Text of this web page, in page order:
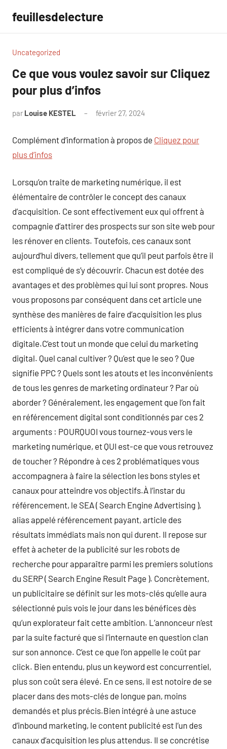
contenu
feuillesdelecture
Uncategorized
Ce que vous voulez savoir sur Cliquez
pour plus d’infos
par Louise KESTEL février 27, 2024
Complément d’information à propos de Cliquez pour
plus d’infos
Lorsqu’on traite de marketing numérique, il est
élémentaire de contrôler le concept des canaux
d’acquisition. Ce sont effectivement eux qui offrent à
compagnie d’attirer des prospects sur son site web pour
les rénover en clients. Toutefois, ces canaux sont
aujourd’hui divers, tellement que qu’il peut parfois être il
est compliqué de s’y découvrir. Chacun est dotée des
avantages et des problèmes qui lui sont propres. Nous
vous proposons par conséquent dans cet article une
synthèse des manières de faire d’acquisition les plus
efficients à intégrer dans votre communication
digitale.C’est tout un monde que celui du marketing
digital. Quel canal cultiver ? Qu’est que le seo ? Que
signifie PPC ? Quels sont les atouts et les inconvénients
de tous les genres de marketing ordinateur ? Par où
aborder ? Généralement, les engagement que l’on fait
en référencement digital sont conditionnés par ces 2
arguments : POURQUOI vous tournez-vous vers le
marketing numérique, et QUI est-ce que vous retrouvez
de toucher ? Répondre à ces 2 problématiques vous
accompagnera à faire la sélection les bons styles et
canaux pour atteindre vos objectifs.À l’instar du
référencement, le SEA ( Search Engine Advertising ),
alias appelé référencement payant, article des
résultats immédiats mais non qui durent. Il repose sur
effet à acheter de la publicité sur les robots de
recherche pour apparaître parmi les premiers solutions
du SERP ( Search Engine Result Page ). Concrètement,
un publicitaire se définit sur les mots-clés qu’elle aura
sélectionné puis vois le jour dans les bénéfices dès
qu’un explorateur fait cette ambition. L’annonceur n’est
par la suite facturé que si l’internaute en question clan
sur son annonce. C’est ce que l’on appelle le coût par
click. Bien entendu, plus un keyword est concurrentiel,
plus son coût sera élevé. En ce sens, il est notoire de se
placer dans des mots-clés de longue pan, moins
demandés et plus précis.Bien intégré à une astuce
d’inbound marketing, le content publicité est l’un des
canaux d’acquisition les plus attendus. Il se concrétise